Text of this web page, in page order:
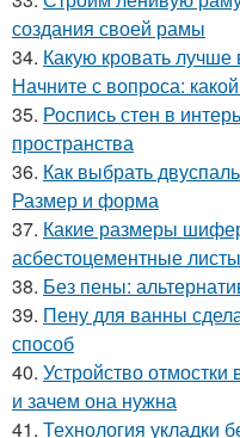
создания своей рамы
34. Какую кровать
Начните с вопроса:
35. Роспись стен в
пространства
36. Как выбрать
Размер и форма
37. Какие размеры
асбестоцементные листы
38. Без пены:
39. Пену для ванны
способ
40. Устройство отмостки
и зачем она нужна
41. Технология укладки